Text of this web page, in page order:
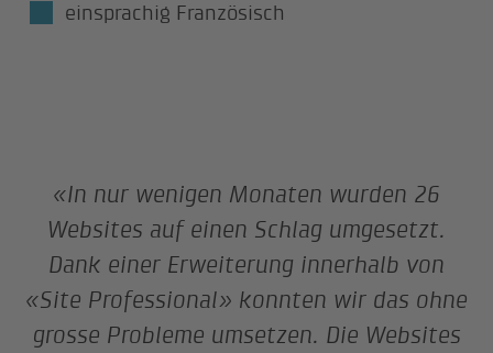
einsprachig Französisch
«In nur wenigen Monaten wurden 26
Websites auf einen Schlag umgesetzt.
Dank einer Erweiterung innerhalb von
«Site Professional» konnten wir das ohne
grosse Probleme umsetzen. Die Websites